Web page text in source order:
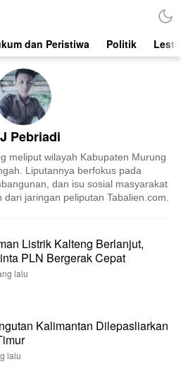
Borneo
dan Peristiwa Politik
Pebriadi
meliput wilayah Kabupaten Murung
Liputannya berfokus pada
dan isu sosial masyarakat
jaringan peliputan Tabalien.com.
Listrik Kalteng Berlanjut,
PLN Bergerak Cepat
lalu
Kalimantan Dilepasliarkan
lalu